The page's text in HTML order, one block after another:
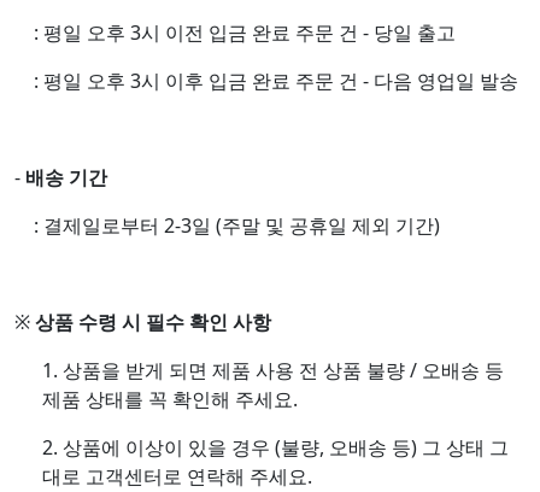
: 평일 오후 3시 이전 입금 완료 주문 건 - 당일 출고
: 평일 오후 3시 이후 입금 완료 주문 건 - 다음 영업일 발송
- 배송 기간
: 결제일로부터 2-3일 (주말 및 공휴일 제외 기간)
※상품 수령 시 필수 확인 사항
1. 상품을 받게 되면 제품 사용 전 상품 불량 / 오배송 등
제품 상태를 꼭 확인해 주세요.
2. 상품에 이상이 있을 경우 (불량, 오배송 등) 그 상태 그
대로 고객센터로 연락해 주세요.